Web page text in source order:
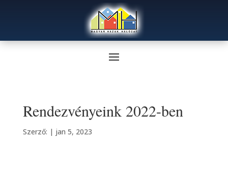
Rendezvényeink 2022-ben
Szerző: | jan 5, 2023